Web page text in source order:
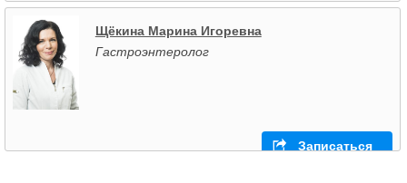
Щёкина Марина Игоревна
Гастроэнтеролог
Записаться